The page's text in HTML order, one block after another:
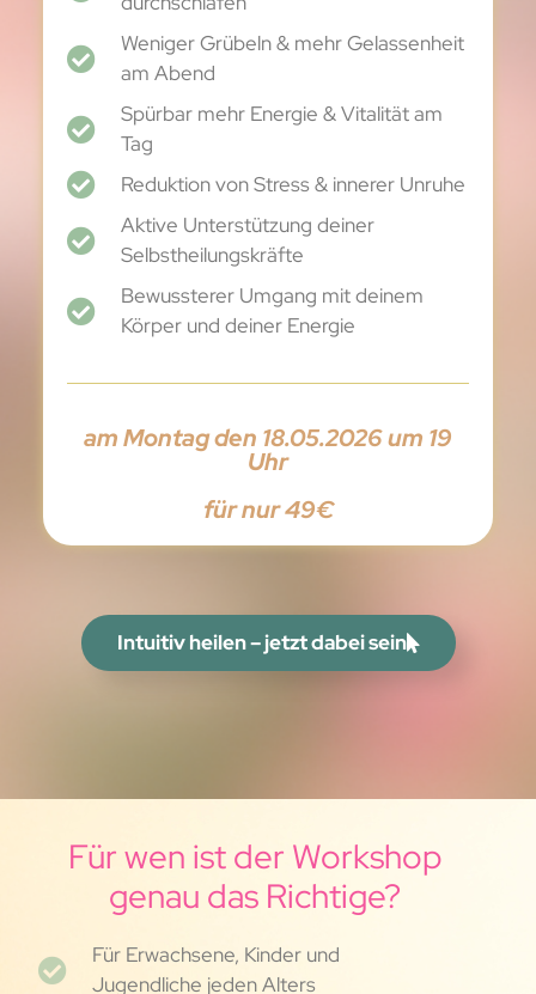
Weniger Grübeln & mehr Gelassenheit
am Abend
Spürbar mehr Energie & Vitalität am
Tag
Reduktion von Stress & innerer Unruhe
Aktive Unterstützung deiner
Selbstheilungskräfte
Bewussterer Umgang mit deinem
Körper und deiner Energie
am Montag den 18.05.2026 um 19
Uhr
für nur 49€
Intuitiv heilen – jetzt dabei sein
Für wen ist der Workshop
genau das Richtige?
Für Erwachsene, Kinder und
Jugendliche jeden Alters